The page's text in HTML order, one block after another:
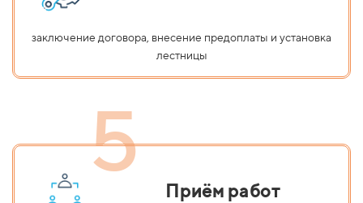
заключение договора, внесение предоплаты и установка
лестницы
5
Приём работ